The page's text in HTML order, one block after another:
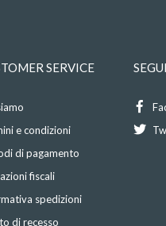
SERVICE
e condizioni
di pagamento
fiscali
spedizioni
di recesso